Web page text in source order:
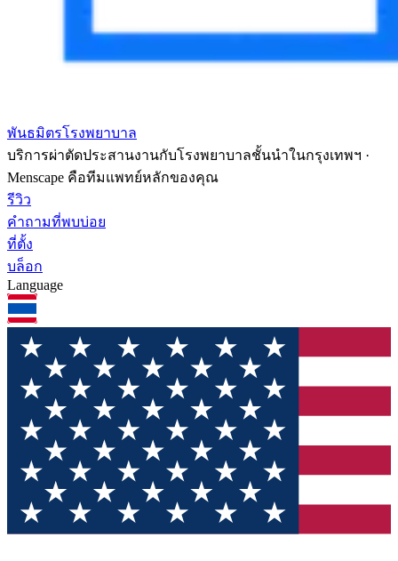
พันธมิตรโรงพยาบาล
บริการผ่าตัดประสานงานกับโรงพยาบาลชั้นนำในกรุงเทพฯ ·
Menscape คือทีมแพทย์หลักของคุณ
รีวิว
คำถามที่พบบ่อย
ที่ตั้ง
บล็อก
Language